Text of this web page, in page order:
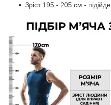
Зріст 195 - 205 см -